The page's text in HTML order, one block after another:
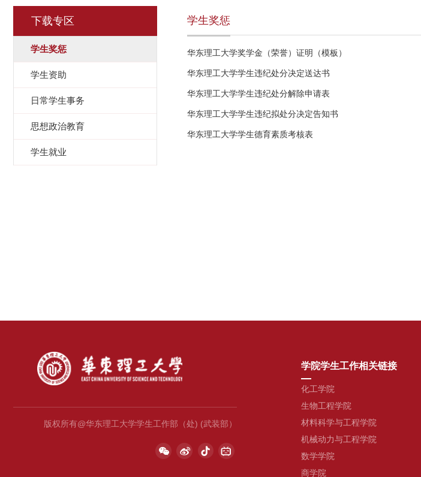
下载专区
学生奖惩
学生资助
日常学生事务
思想政治教育
学生就业
学生奖惩
华东理工大学奖学金（荣誉）证明（模板）
华东理工大学学生违纪处分决定送达书
华东理工大学学生违纪处分解除申请表
华东理工大学学生违纪拟处分决定告知书
华东理工大学学生德育素质考核表
版权所有@华东理工大学学生工作部（处) (武装部）
学院学生工作相关链接
化工学院
生物工程学院
材料科学与工程学院
机械动力与工程学院
数学学院
商学院